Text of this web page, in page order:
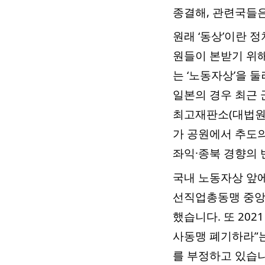
종결해, 관련국들
원래 ‘동상’이란
원들이 본받기 위
는 ‘노동자상’을
일본의 경우 최근
최고재판소(대법
가 공원에서 추도
좌익·종북 경향의
국내 노동자상 앞
선직업총동맹 중
했습니다. 또
사동맹 폐기하라”
를 부정하고 있습